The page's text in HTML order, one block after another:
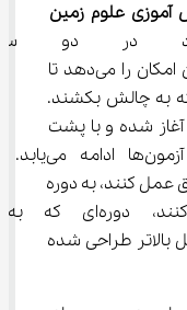
آموزی علوم زمین
در دو
می‌شود و به دانش‌آموزان مستعد این امکان را می‌دهد تا
رشته به چالش بکشند.
در این المپیاد از ثبت‌نام آغاز شده و با پشت
سر گذاشتن مراحل اول و دوم آزمون‌ها ادامه می‌یابد.
عمل کنند، به دوره
آموزشی تابستانی راه پیدا
بالاتر طراحی شده